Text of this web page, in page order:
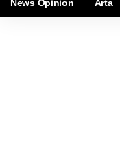
News Opinion Arta